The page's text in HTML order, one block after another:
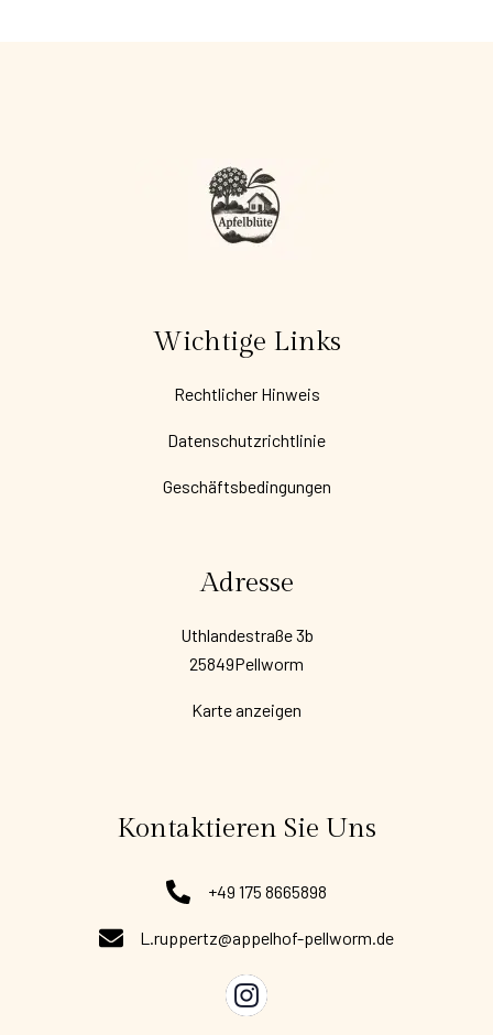
Wichtige Links
Rechtlicher Hinweis
Datenschutzrichtlinie
Geschäftsbedingungen
Adresse
Uthlandestraße 3b
25849Pellworm
Karte anzeigen
Kontaktieren Sie Uns
+49 175 8665898
L.ruppertz@appelhof-pellworm.de